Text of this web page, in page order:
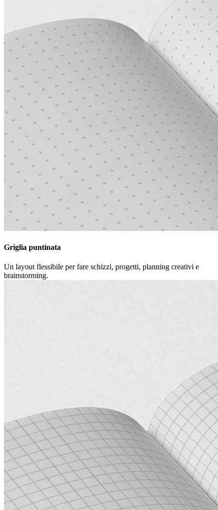
Griglia puntinata
Un layout flessibile per fare schizzi, progetti, planning creativi e
brainstorming.